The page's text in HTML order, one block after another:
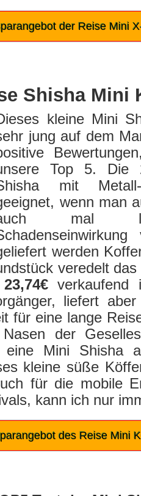
der Reise Mini
Shisha Mini
kleine Mini
jung auf dem
Top 5. Die
mit
wenn man
mal
werden
veredelt
23,74€verkaufend
liefert
für eine lange
der
Mini Shisha
kleine süße
für die mobile
kann ich nur
des Reise Mini